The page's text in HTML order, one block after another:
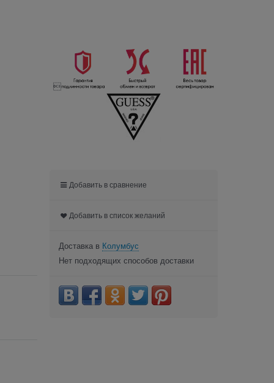

Добавить в сравнение
Добавить в список желаний
Доставка в Колумбус
Нет подходящих способов доставки